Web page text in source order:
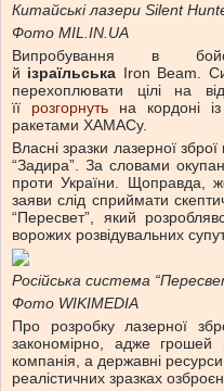
Китайські лазери Silent
Фото MIL.IN.UA
Випробування в
й ізраїльська Iron Beam.
перехоплювати цілі на
її розгорнутьна кордоні
ракетами ХАМАСу.
Власні зразки лазерної
“Задира”. За словами
проти України. Щоправда,
заяви слід сприймати
“Пересвет”, який
ворожих розвідувальних
Російська система
Фото WIKIMEDIA
Про розробку лазерної
закономірно, адже
компанія, а державні
реалістичних зразках